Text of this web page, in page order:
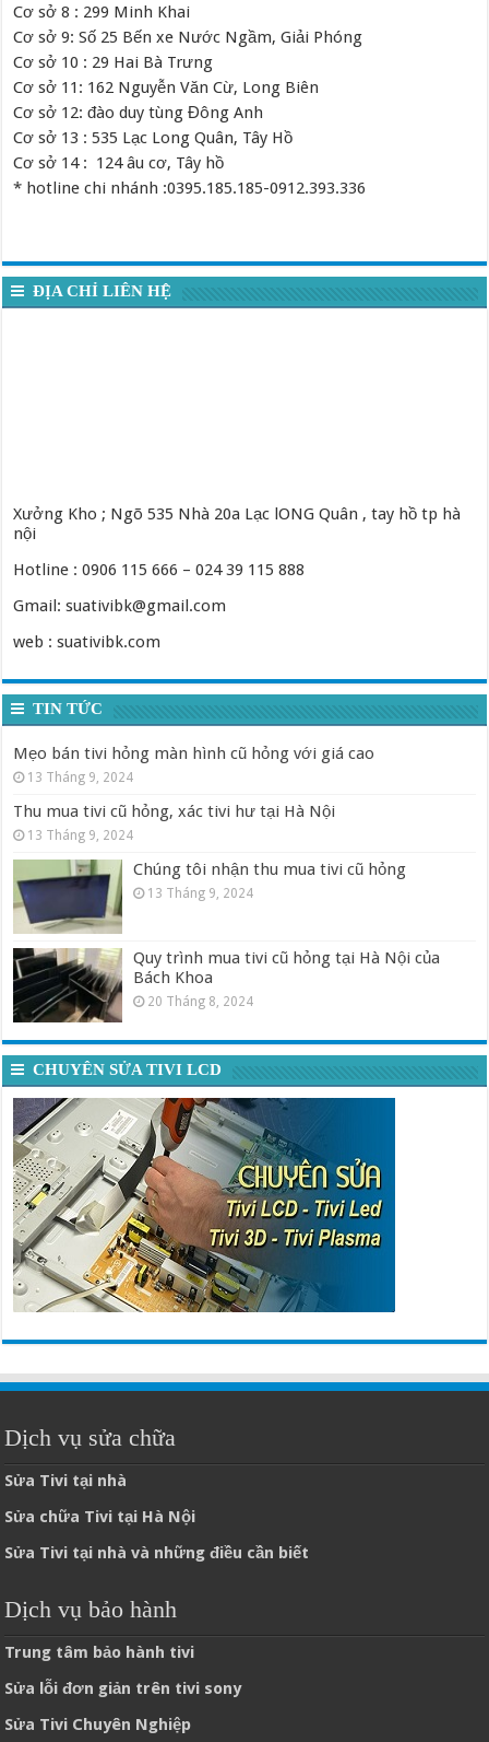
Cơ sở 8 : 299 Minh Khai
Cơ sở 9: Số 25 Bến xe Nước Ngầm, Giải Phóng
Cơ sở 10 : 29 Hai Bà Trưng
Cơ sở 11: 162 Nguyễn Văn Cừ, Long Biên
Cơ sở 12: đào duy tùng Đông Anh
Cơ sở 13 : 535 Lạc Long Quân, Tây Hồ
Cơ sở 14 : 124 âu cơ, Tây hồ
* hotline chi nhánh :0395.185.185-0912.393.336
ĐỊA CHỈ LIÊN HỆ
Xưởng Kho ; Ngõ 535 Nhà 20a Lạc lONG Quân , tay hồ tp hà
nội
Hotline : 0906 115 666 – 024 39 115 888
Gmail: suativibk@gmail.com
web : suativibk.com
TIN TỨC
Mẹo bán tivi hỏng màn hình cũ hỏng với giá cao
13 Tháng 9, 2024
Thu mua tivi cũ hỏng, xác tivi hư tại Hà Nội
13 Tháng 9, 2024
Chúng tôi nhận thu mua tivi cũ hỏng
13 Tháng 9, 2024
Quy trình mua tivi cũ hỏng tại Hà Nội của
Bách Khoa
20 Tháng 8, 2024
CHUYÊN SỬA TIVI LCD
Dịch vụ sửa chữa
Sửa Tivi tại nhà
Sửa chữa Tivi tại Hà Nội
Sửa Tivi tại nhà và những điều cần biết
Dịch vụ bảo hành
Trung tâm bảo hành tivi
Sửa lỗi đơn giản trên tivi sony
Sửa Tivi Chuyên Nghiệp